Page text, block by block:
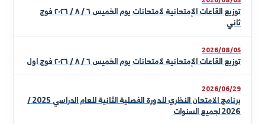
التطبيقية، ويربط الشق النظري بالشق العملي لخدمة المجتمع
وتحقيق التنمية المستدامة. كما نحرص على تشجيع البحث
العلمي الهادف لحل المشكلات الميدانية والإرتقاء بالإنتاجية
والجودة. نسعى معاً، بروح الفريق الواحد، لبناء جيل يمتلك
المعرفة والمهارة والابتكار، ليُسهم بفاعلية في بناء اقتصاد
وطني قائم على الأمن الغذائي والاستغلال الأمثل للموارد.
قراءة الكلمة كاملة
تعميمات وإعلانات